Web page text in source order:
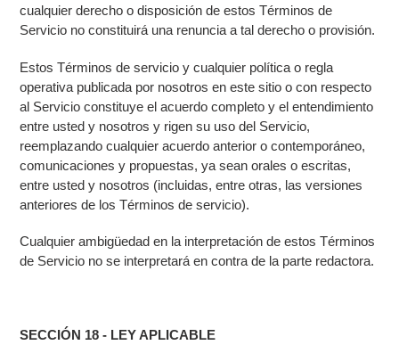
cualquier derecho o disposición de estos Términos de
Servicio no constituirá una renuncia a tal derecho o provisión.
Estos Términos de servicio y cualquier política o regla
operativa publicada por nosotros en este sitio o con respecto
al Servicio constituye el acuerdo completo y el entendimiento
entre usted y nosotros y rigen su uso del Servicio,
reemplazando cualquier acuerdo anterior o contemporáneo,
comunicaciones y propuestas, ya sean orales o escritas,
entre usted y nosotros (incluidas, entre otras, las versiones
anteriores de los Términos de servicio).
Cualquier ambigüedad en la interpretación de estos Términos
de Servicio no se interpretará en contra de la parte redactora.
SECCIÓN 18 - LEY APLICABLE